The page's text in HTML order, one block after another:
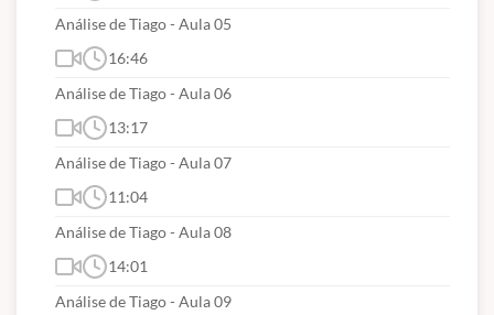
Análise de Tiago - Aula 05
16:46
Análise de Tiago - Aula 06
13:17
Análise de Tiago - Aula 07
11:04
Análise de Tiago - Aula 08
14:01
Análise de Tiago - Aula 09